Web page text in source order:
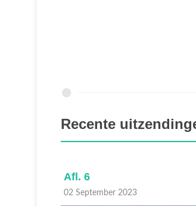
Recente
Afl. 5
26 Augustus 2023